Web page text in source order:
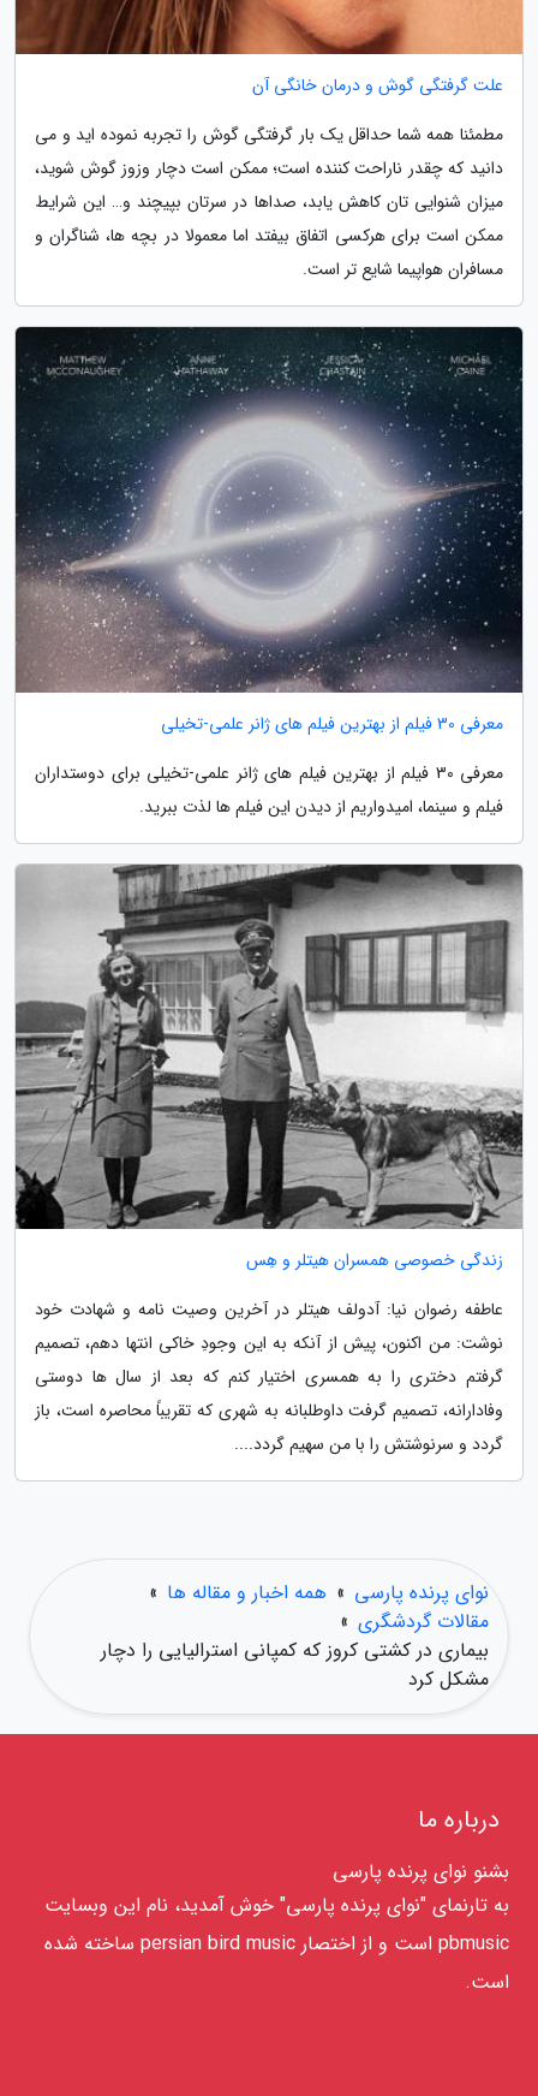
علت گرفتگی گوش و درمان خانگی آن
مطمئنا همه شما حداقل یک بار گرفتگی گوش را تجربه نموده اید و می
دانید که چقدر ناراحت کننده است؛ ممکن است دچار وزوز گوش شوید،
میزان شنوایی تان کاهش یابد، صداها در سرتان بپیچند و… این شرایط
ممکن است برای هرکسی اتفاق بیفتد اما معمولا در بچه ها، شناگران و
مسافران هواپیما شایع تر است.
معرفی 30 فیلم از بهترین فیلم های ژانر علمی-تخیلی
معرفی 30 فیلم از بهترین فیلم های ژانر علمی-تخیلی برای دوستداران
فیلم و سینما، امیدواریم از دیدن این فیلم ها لذت ببرید.
زندگی خصوصی همسران هیتلر و هِس
عاطفه رضوان نیا: آدولف هیتلر در آخرین وصیت نامه و شهادت خود
نوشت: من اکنون، پیش از آنکه به این وجودِ خاکی انتها دهم، تصمیم
گرفتم دختری را به همسری اختیار کنم که بعد از سال ها دوستی
وفادارانه، تصمیم گرفت داوطلبانه به شهری که تقریباً محاصره است، باز
گردد و سرنوشتش را با من سهیم گردد....
نوای پرنده پارسی » همه اخبار و مقاله ها »
مقالات گردشگری »
بیماری در کشتی کروز که کمپانی استرالیایی را دچار
مشکل کرد
درباره ما
بشنو نوای پرنده پارسی
به تارنمای "نوای پرنده پارسی" خوش آمدید، نام این وبسایت
pbmusic است و از اختصار persian bird music ساخته شده
است.